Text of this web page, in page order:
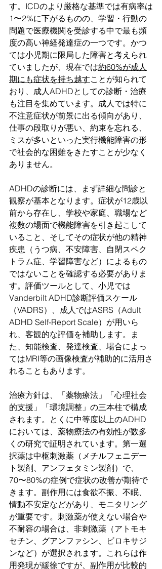
す。ICDのより厳格な基準では有病率は
1〜2%に下がるものの、学習・行動の
問題で医療機関を受診する中で最も頻
度の高い神経発達症の一つです。かつ
ては小児期に限局した障害と考えられ
ていましたが、現在では約60%が成人
期にも症状を持ち越すことが知られて
おり、成人ADHDとしての診断・治療
も注目を集めています。成人では特に
不注意症状が前景に出る傾向があり、
仕事の段取りが悪い、約束を忘れる、
ミスが多いといった実行機能障害の形
で社会的な困難をきたすことが少なく
ありません。
ADHDの診断には、まず詳細な問診と
観察が基本となります。症状が12歳以
前から存在し、学校や家庭、職場など
複数の場面で機能障害を引き起こして
いること、そしてその症状が他の精神
疾患（うつ病、不安障害、自閉スペク
トラム症、学習障害など）によるもの
ではないことを確認する必要がありま
す。評価ツールとして、小児では
Vanderbilt ADHD診断評価スケール
（VADRS）、成人ではASRS（Adult
ADHD Self-Report Scale）が用いら
れ、客観的な評価を補助します。ま
た、知能検査、発達検査、場合によっ
てはMRI等の画像検査が補助的に活用さ
れることもあります。
治療方針は、「薬物療法」「心理社会
的支援」「環境調整」の三本柱で構成
されます。とくに中等度以上のADHD
においては、薬物療法の有効性が数多
くの研究で証明されています。第一選
択薬は中枢刺激薬（メチルフェニデー
ト製剤、アンフェタミン製剤）で、
70〜80%の症例で症状の改善が期待で
きます。副作用には食欲不振、不眠、
情動不安定などがあり、モニタリング
が重要です。刺激薬が使えない場合や
不耐容の場合は、非刺激薬（アトモキ
セチン、グアンファシン、ビロキサジ
ンなど）が選択されます。これらは作
用発現が緩徐ですが、副作用が比較的